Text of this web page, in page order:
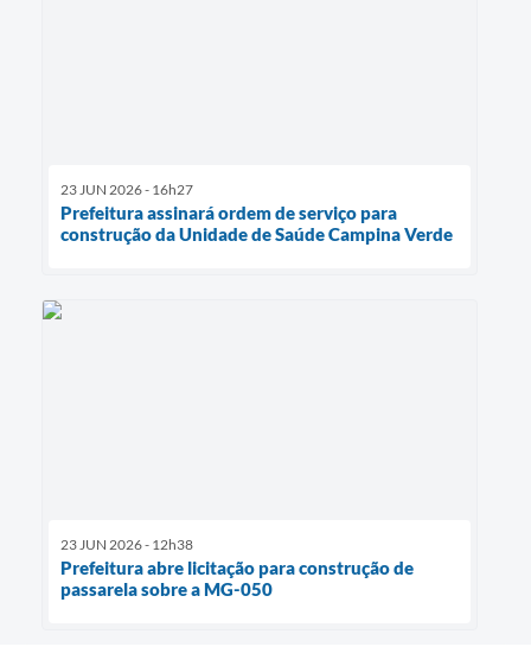
23 JUN 2026 - 16h27
Prefeitura assinará ordem de serviço para
construção da Unidade de Saúde Campina Verde
23 JUN 2026 - 12h38
Prefeitura abre licitação para construção de
passarela sobre a MG-050